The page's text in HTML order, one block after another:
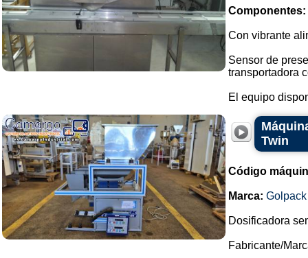
Componentes:
Con vibrante
Sensor de
transportadora
El equipo
Twin
Código
Marca: Golpack
Dosificadora
Fabricante/